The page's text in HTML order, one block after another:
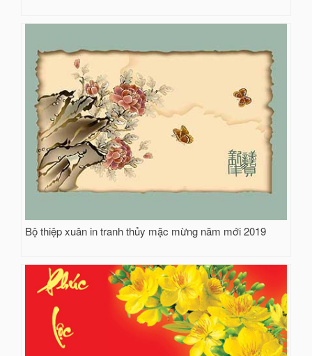
Bộ thiệp xuân in tranh thủy mặc mừng năm mới 2019